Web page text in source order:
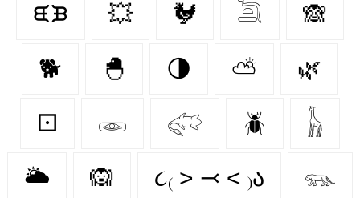
ᙙᙖ 💥 🐓 𓆖 🙈
🐕 🐣 🌗 ⛅ 🌿
⚀ 𓁾 𓅾 🪲 𓃱
🌥️ 🙉 ૮₍ ˃ ⤙ ˂ ₎ა 𓃮